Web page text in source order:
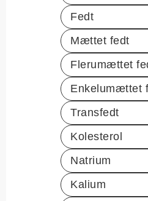
Fedt
Mættet fedt
Flerumættet
Enkelumættet
Transfedt
Kolesterol
Natrium
Kalium